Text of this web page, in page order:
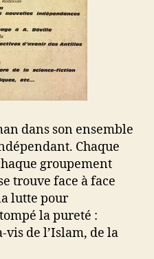
dans son ensemble
Chaque
groupement
trouve face à face
lutte pour
la pureté :
vis de l’Islam, de la